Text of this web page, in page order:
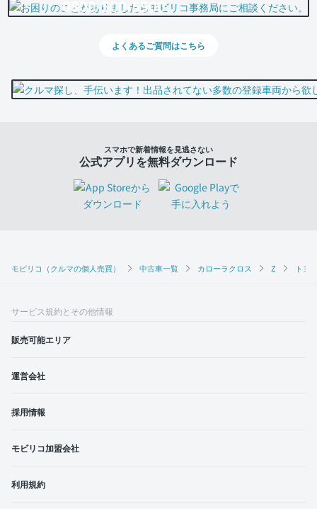
モビリコ（クルマの個人売買） 中古車一覧 カローラクロス Z トヨ
0800-500-5500
よくあるご質問はこちら
スマホで新着情報を見逃さない
公式アプリを無料ダウンロード
サービス規約とその他情報
販売可能エリア
運営会社
採用情報
モビリコ加盟会社
利用規約